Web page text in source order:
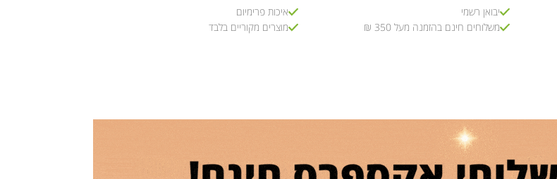
יבואן רשמי
משלוחים חינם בהזמנה מעל 350 ₪
איכות פרימיום
מוצרים מקוריים בלבד